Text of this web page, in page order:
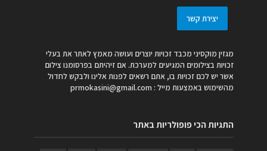
יצירת קשר
מגזין מוקסיני מכבד זכויות יוצרים ועושה מאמץ לאתר את בעלי
זכויות בצילומים המגיעים למערכת. אם זיהיתם בפרסומנו צילום
אשר יש לכם זכויות בו, אתם רשאים לפנות אלינו ולבקש לחדול
מהשימוש באמצעות מייל : prmokasini@gmail.com
התגיות הכי פופולריות באתר